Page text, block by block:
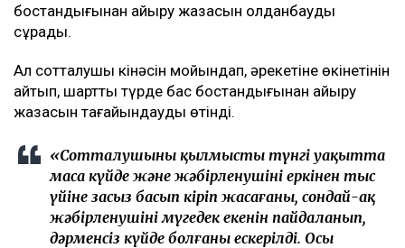
бостандығынан айыру жазасын қолданбауды
сұрады.
Ал сотталушы кінәсін мойындап, әрекетіне өкінетінін
айтып, шартты түрде бас бостандығынан айыру
жазасын тағайындауды өтінді.
«Сотталушының қылмысты түнгі уақытта
масаң күйде және жәбірленушінің еркінен тыс
үйіне заңсыз басып кіріп жасағаны, сондай-ақ
жәбірленушінің мүгедек екенін пайдаланып,
дәрменсіз күйде болғаны ескерілді. Осы